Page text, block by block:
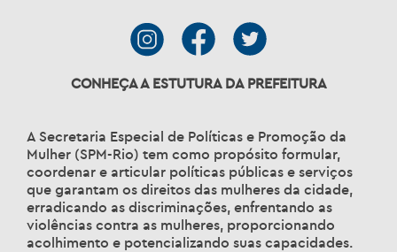
CONHEÇA A ESTUTURA DA PREFEITURA
A Secretaria Especial de Políticas e Promoção da
Mulher (SPM-Rio) tem como propósito formular,
coordenar e articular políticas públicas e serviços
que garantam os direitos das mulheres da cidade,
erradicando as discriminações, enfrentando as
violências contra as mulheres, proporcionando
acolhimento e potencializando suas capacidades.